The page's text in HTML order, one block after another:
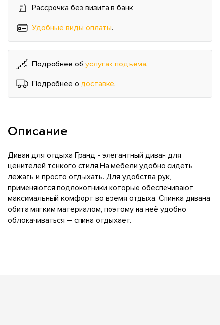
Рассрочка без визита в банк
Удобные виды оплаты.
Подробнее об услугах подъема.
Подробнее о доставке.
Описание
Диван для отдыха Гранд - элегантный диван для
ценителей тонкого стиля.На мебели удобно сидеть,
лежать и просто отдыхать. Для удобства рук,
применяются подлокотники которые обеспечивают
максимальный комфорт во время отдыха. Спинка дивана
обита мягким материалом, поэтому на неё удобно
облокачиваться – спина отдыхает.